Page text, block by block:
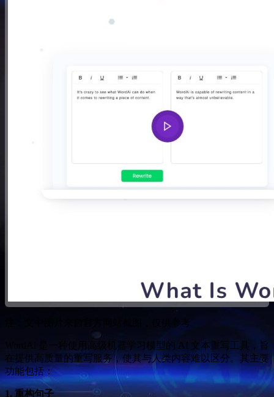
注：文中图片来自官方网站截图，仅供参考
WordAi 是一种使用高级机器学习模型的 AI 文本重写工具，旨
在提供高质量的重写服务，使其与人类内容难以区分。其主要
功能包括：
1. 重构句子